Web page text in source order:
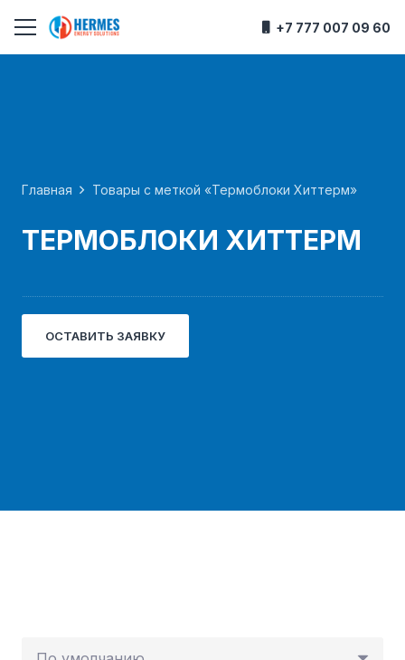
+7 777 007 09 60
Главная Товары с меткой «Термоблоки Хиттерм»
ТЕРМОБЛОКИ ХИТТЕРМ
ОСТАВИТЬ ЗАЯВКУ